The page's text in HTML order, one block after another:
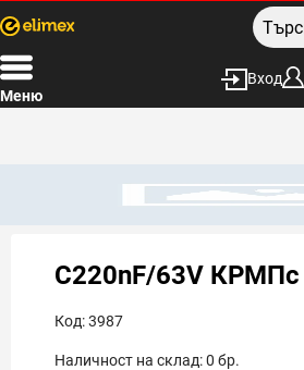
Меню
Вход
C220nF/63V КРМПс
Код:3987
Наличност на склад:0 бр.